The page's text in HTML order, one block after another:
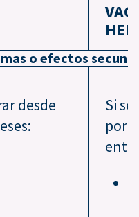
o efectos
desde
Si
por